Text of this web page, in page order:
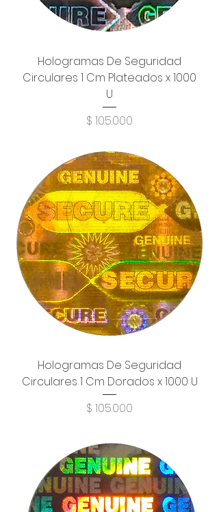
Hologramas De Seguridad
Circulares 1 Cm Plateados x 1000
U
Precio
$ 105.000
Hologramas De Seguridad
Circulares 1 Cm Dorados x 1000 U
Precio
$ 105.000